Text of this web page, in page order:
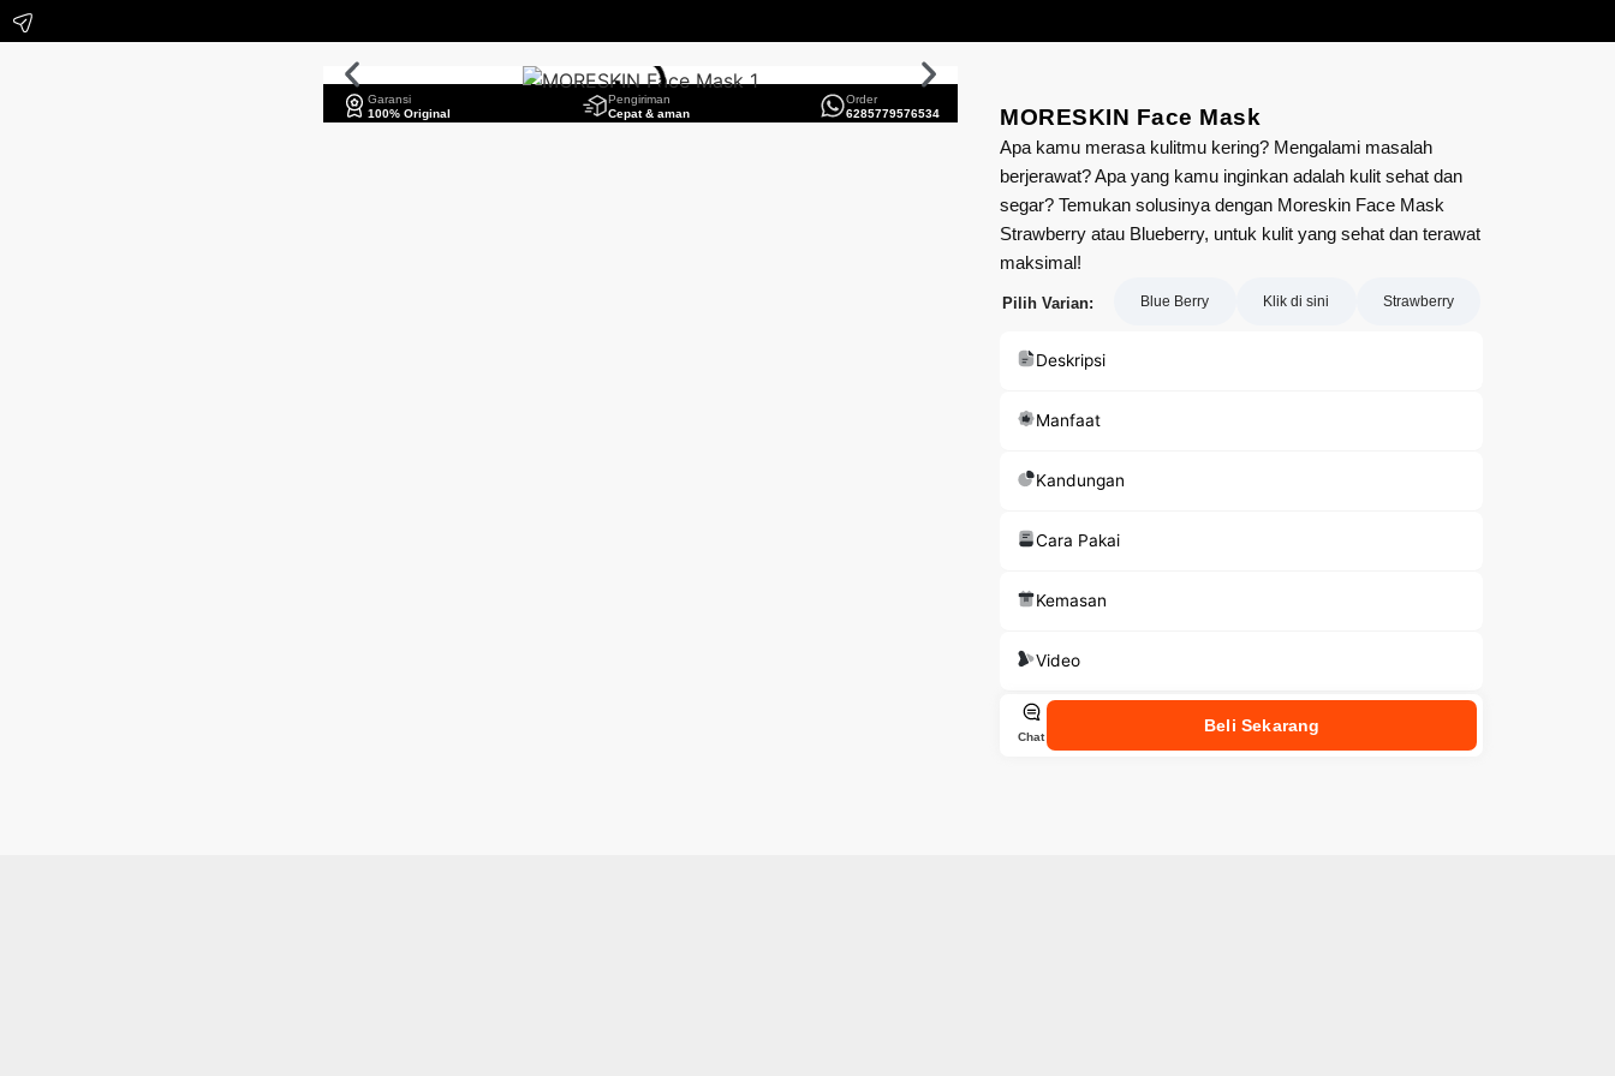
Garansi
100% Original
Pengiriman
Cepat & aman
Order
6285779576534
MORESKIN Face Mask
Apa kamu merasa kulitmu kering? Mengalami masalah
berjerawat? Apa yang kamu inginkan adalah kulit sehat dan
segar? Temukan solusinya dengan Moreskin Face Mask
Strawberry atau Blueberry, untuk kulit yang sehat dan terawat
maksimal!
Pilih Varian: Blue Berry Klik di sini Strawberry
Deskripsi
Manfaat
Kandungan
Cara Pakai
Kemasan
Video
Chat
Beli Sekarang